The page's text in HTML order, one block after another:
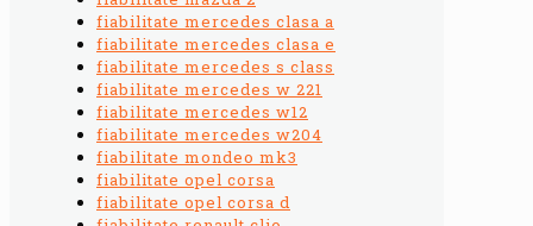
fiabilitate mercedes clasa a
fiabilitate mercedes clasa e
fiabilitate mercedes s class
fiabilitate mercedes w 221
fiabilitate mercedes w12
fiabilitate mercedes w204
fiabilitate mondeo mk3
fiabilitate opel corsa
fiabilitate opel corsa d